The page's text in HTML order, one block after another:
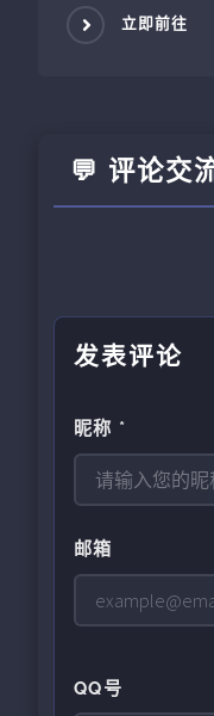
立即前往
💬 评论交
发表评论
昵称 *
邮箱
QQ号